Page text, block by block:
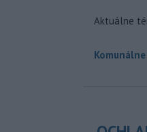
Aktuálne